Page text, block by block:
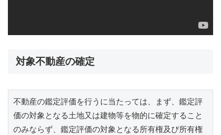
対象不動産の確定
不動産の鑑定評価を行うに当たっては、まず、鑑定評
価の対象となる土地又は建物等を物的に確定すること
のみならず、鑑定評価の対象となる所有権及び所有権